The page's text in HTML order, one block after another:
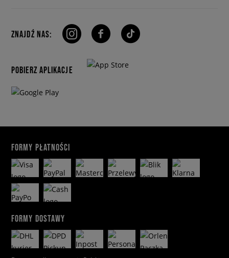
ZNAJDŹ NAS:
POBIERZ APLIKACJE
FORMY PŁATNOŚCI
FORMY DOSTAWY